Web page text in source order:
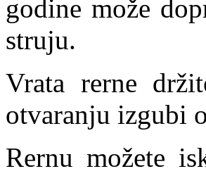
godine može
struju.
Vrata rerne
otvaranju izgubi
Rernu možete